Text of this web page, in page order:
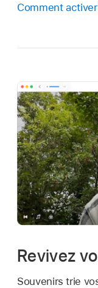
Comment
Revivez
Souvenirs trie